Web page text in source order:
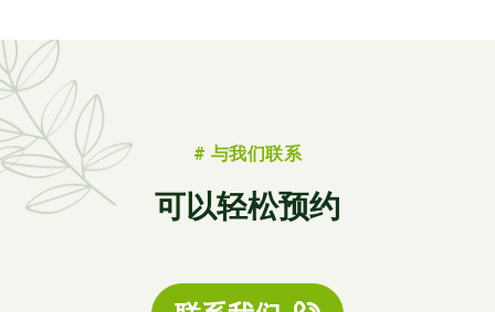
# 与我们联系
可以轻松预约